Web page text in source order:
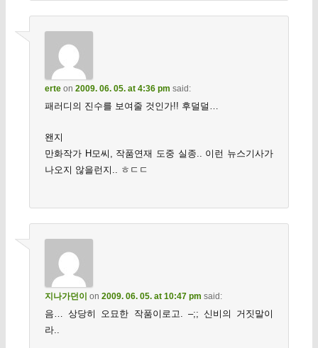
erteon 2009. 06. 05. at 4:36 pm said:
패러디의 진수를 보여줄 것인가!! 후덜덜…
왠지
만화작가 H모씨, 작품연재 도중 실종.. 이런 뉴스기사가
나오지 않을런지.. ㅎㄷㄷ
지나가던이 on 2009. 06. 05. at 10:47 pm said:
음… 상당히 오묘한 작품이로고. –;; 신비의 거짓말이
라..